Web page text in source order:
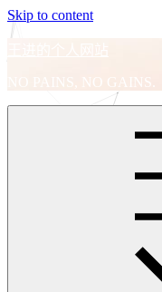
Skip to content
王进的个人网站
NO PAINS, NO GAINS.